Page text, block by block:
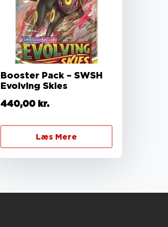
Booster Pack – SWSH
Evolving Skies
440,00 kr.
Læs Mere